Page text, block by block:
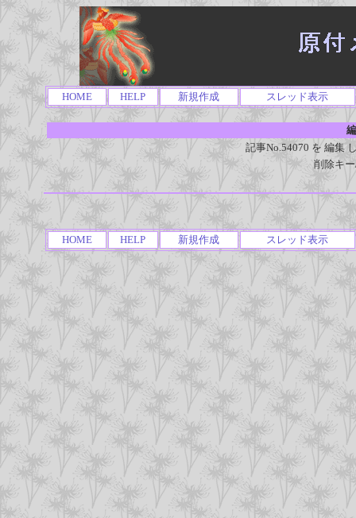
HOME HELP 新規作成 スレッド表示
記事No.54070 を 編集
削除キ
HOME HELP 新規作成 スレッド表示